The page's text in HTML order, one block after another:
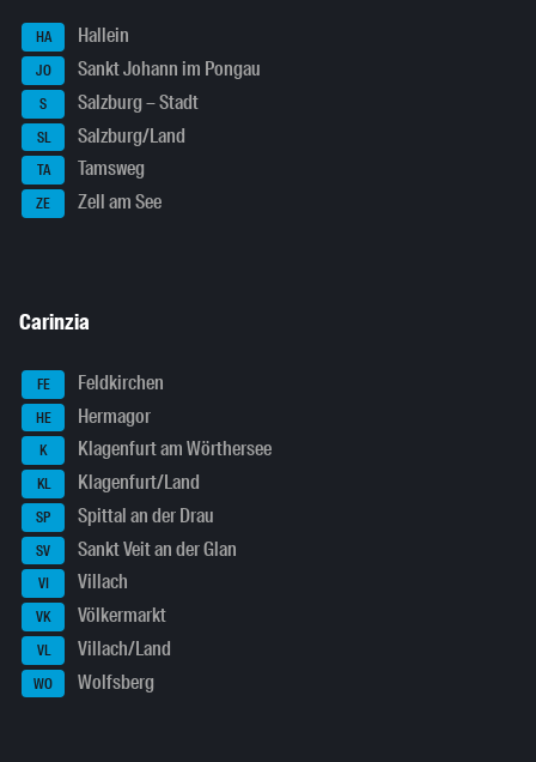
HA Hallein
JO Sankt Johann im Pongau
S Salzburg – Stadt
SL Salzburg/Land
TA Tamsweg
ZE Zell am See
Carinzia
FE Feldkirchen
HE Hermagor
K Klagenfurt am Wörthersee
KL Klagenfurt/Land
SP Spittal an der Drau
SV Sankt Veit an der Glan
VI Villach
VK Völkermarkt
VL Villach/Land
WO Wolfsberg